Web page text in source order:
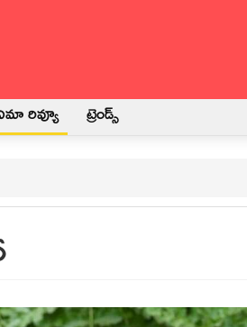
రివ్యూ ట్రెండ్స్